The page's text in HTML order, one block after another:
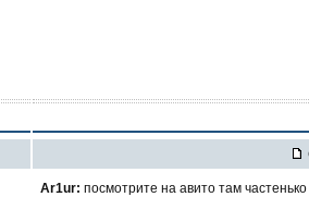
Ar1ur: посмотрите на авито там